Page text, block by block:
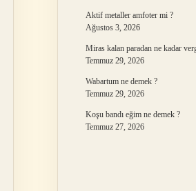
Aktif metaller amfoter mi ?
Ağustos 3, 2026
Miras kalan paradan ne kadar
Temmuz 29, 2026
Wabartum ne demek ?
Temmuz 29, 2026
Koşu bandı eğim ne demek ?
Temmuz 27, 2026